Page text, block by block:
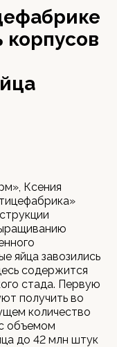
Ксения
яйца завозились
содержится
стада. Первую
получить во
количество
объемом
до 42 млн штук